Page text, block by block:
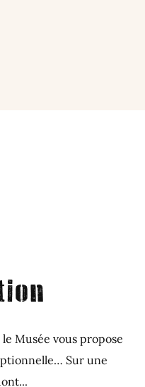
Musée vous propose
Sur une